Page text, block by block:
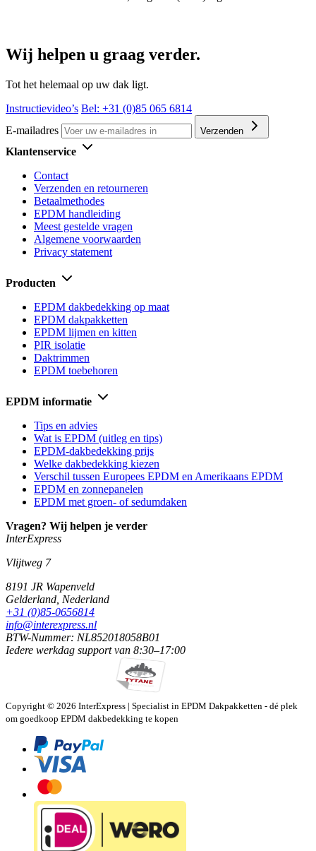
Wij helpen u graag verder.
Tot het helemaal op uw dak ligt.
Instructievideo’s Bel: +31 (0)85 065 6814
E-mailadres
Verzenden
Klantenservice
Contact
Verzenden en retourneren
Betaalmethodes
EPDM handleiding
Meest gestelde vragen
Algemene voorwaarden
Privacy statement
Producten
EPDM dakbedekking op maat
EPDM dakpakketten
EPDM lijmen en kitten
PIR isolatie
Daktrimmen
EPDM toebehoren
EPDM informatie
Tips en advies
Wat is EPDM (uitleg en tips)
EPDM-dakbedekking prijs
Welke dakbedekking kiezen
Verschil tussen Europees EPDM en Amerikaans EPDM
EPDM en zonnepanelen
EPDM met groen- of sedumdaken
Vragen? Wij helpen je verder
InterExpress
Vlijtweg 7
8191 JR Wapenveld
Gelderland, Nederland
+31 (0)85-0656814
info@interexpress.nl
BTW-Nummer: NL852018058B01
Iedere werkdag support van 8:30–17:00
Copyright © 2026 InterExpress | Specialist in EPDM Dakpakketten - dé plek
om goedkoop EPDM dakbedekking te kopen